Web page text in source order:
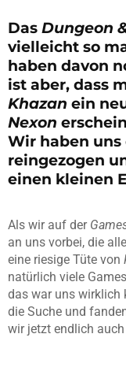
Das Dungeon
vielleicht so
haben davon
ist aber, dass
Khazan ein
Nexon
Wir haben uns
reingezogen
einen kleinen
Als wir auf der
an uns vorbei, die
eine riesige Tüte von
natürlich viele
das war uns wirklich
die Suche und
wir jetzt endlich